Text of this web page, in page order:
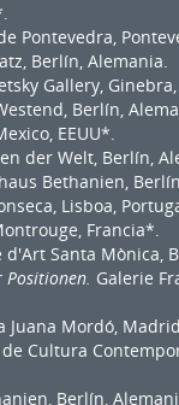
Pontevedra,
Berlín, Alemania.
Gallery,
Berlín,
EEUU*.
der Welt, Berlín,
Bethanien,
Lisboa,
Francia*.
d'Art Santa Mònica,
Positionen. Galerie
Juana Mordó,
Cultura
Berlín,